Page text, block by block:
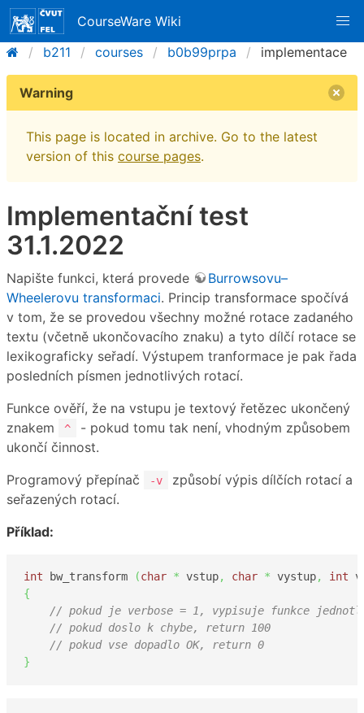
CourseWare Wiki
b211
courses b0b99prpa implementace
Warning
This page is located in archive. Go to the latest
version of this course pages.
Implementační test
31.1.2022
Napište funkci, která provede
Burrowsovu–
Wheelerovu transformaci. Princip transformace spočívá
v tom, že se provedou všechny možné rotace zadaného
textu (včetně ukončovacího znaku) a tyto dílčí rotace se
lexikograficky seřadí. Výstupem tranformace je pak řada
posledních písmen jednotlivých rotací.
Funkce ověří, že na vstupu je textový řetězec ukončený
znakem
^
- pokud tomu tak není, vhodným způsobem
ukončí činnost.
Programový přepínač
-v
způsobí výpis dílčích rotací a
seřazených rotací.
Příklad:
int bw_transform (char * vstup, char * vystup, int
{
// pokud je verbose = 1, vypisuje funkce
// pokud doslo k chybe, return 100
// pokud vse dopadlo OK, return 0
}